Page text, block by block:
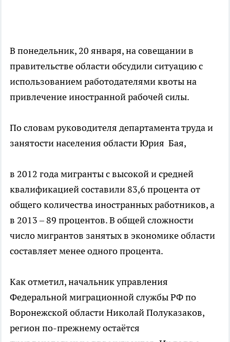
В понедельник, 20 января, на совещании в
правительстве области обсудили ситуацию с
использованием работодателями квоты на
привлечение иностранной рабочей силы.
По словам руководителя департамента труда и
занятости населения области Юрия Бая,
в 2012 года мигранты с высокой и средней
квалификацией составили 83,6 процента от
общего количества иностранных работников, а
в 2013 – 89 процентов. В общей сложности
число мигрантов занятых в экономике области
составляет менее одного процента.
Как отметил, начальник управления
Федеральной миграционной службы РФ по
Воронежской области Николай Полуказаков,
регион по-прежнему остаётся